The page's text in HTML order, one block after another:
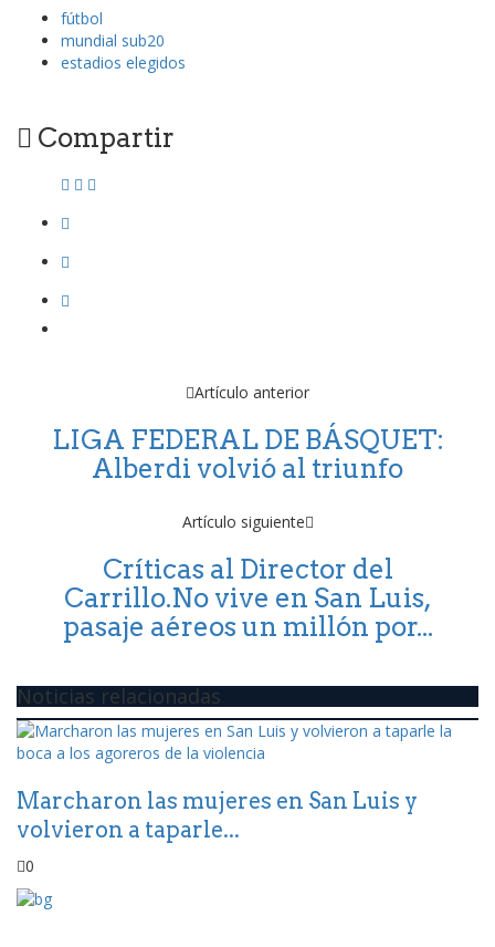
fútbol
mundial sub20
estadios elegidos
Compartir
Artículo anterior
LIGA FEDERAL DE BÁSQUET:
Alberdi volvió al triunfo
Artículo siguiente
Críticas al Director del
Carrillo.No vive en San Luis,
pasaje aéreos un millón por...
Noticias relacionadas
Marcharon las mujeres en San Luis y
volvieron a taparle...
0